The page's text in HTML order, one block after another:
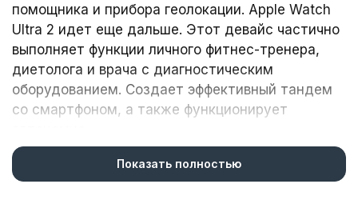
помощника и прибора геолокации. Apple Watch
Ultra 2 идет еще дальше. Этот девайс частично
выполняет функции личного фитнес-тренера,
диетолога и врача с диагностическим
оборудованием. Создает эффективный тандем
со смартфоном, а также функционирует
Эпл Вотч Ультра 2 — девайс нового поколения,
соединяющий все преимущества и фишки
Показать полностью